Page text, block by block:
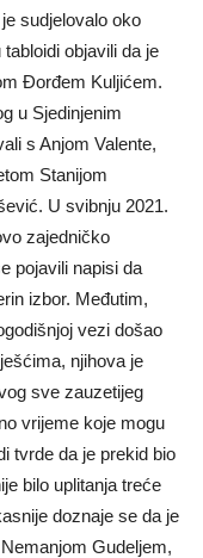
sudjelovalo oko
objavili da je
Đorđem Kuljićem.
u Sjedinjenim
s Anjom Valente,
Stanijom
U svibnju 2021.
zajedničko
pojavili napisi da
izbor. Međutim,
vezi došao
njihova je
sve zauzetijeg
vrijeme koje mogu
tvrde da je prekid bio
bilo uplitanja treće
doznaje se da je
Gudeljem,